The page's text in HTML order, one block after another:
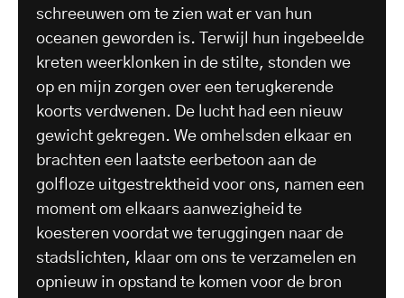
schreeuwen om te zien wat er van hun
oceanen geworden is. Terwijl hun ingebeelde
kreten weerklonken in de stilte, stonden we
op en mijn zorgen over een terugkerende
koorts verdwenen. De lucht had een nieuw
gewicht gekregen. We omhelsden elkaar en
brachten een laatste eerbetoon aan de
golfloze uitgestrektheid voor ons, namen een
moment om elkaars aanwezigheid te
koesteren voordat we teruggingen naar de
stadslichten, klaar om ons te verzamelen en
opnieuw in opstand te komen voor de bron